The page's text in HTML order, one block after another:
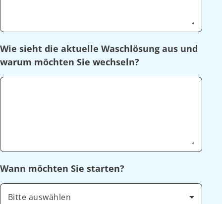
Wie sieht die aktuelle Waschlösung aus und
warum möchten Sie wechseln?
Wann möchten Sie starten?
Bitte auswählen